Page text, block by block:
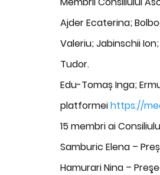
Ajder Ecaterina;
Valeriu; Jabinschii
Tudor.
Edu-Tomaș Inga;
platformeihttps://
15 membri ai
Samburic Elena –
Hamurari Nina –